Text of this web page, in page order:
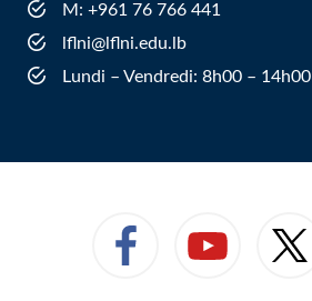
​M: +961 76 766 441
lflni@lflni.edu.lb
Lundi – Vendredi: 8h00 – 14h00